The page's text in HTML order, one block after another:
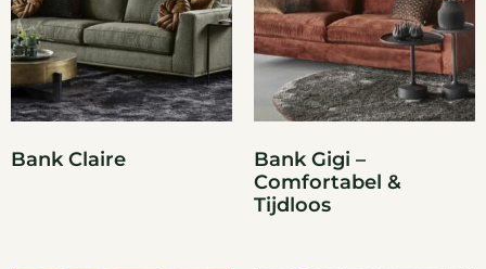
Bank Claire
Bank Gigi –
Comfortabel &
Tijdloos